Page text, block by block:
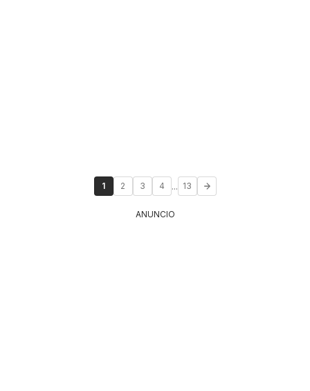
1 2 3 4 ... 13
ANUNCIO